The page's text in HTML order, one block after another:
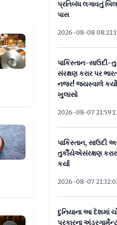
કાર્યકારી નફો
પ્રતિબંધ લગાવતું
પાસ
2026-08-08
પાકિસ્તાન-સાઉદી-
સંરક્ષણ કરાર પર
નજર! જયસ્વાલે કર્યો
ખુલાસો
2026-08-07
પાકિસ્તાન, સાઉદી
તુર્કીયેએસંરક્ષણ કરાર
કર્યા
2026-08-07
દુનિયાના આ દેશમાં
પ્રકારના